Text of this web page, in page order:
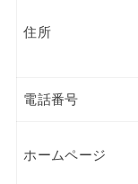
住所
電話番号
ホームページ